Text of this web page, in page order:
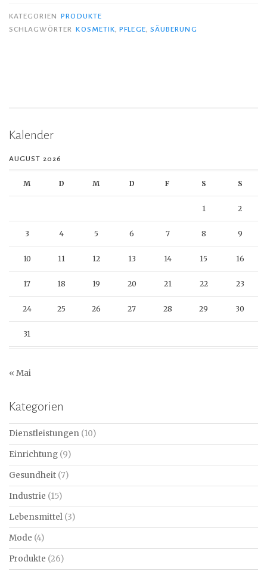
KATEGORIEN PRODUKTE
SCHLAGWÖRTER KOSMETIK,PFLEGE, SÄUBERUNG
Kalender
AUGUST 2026
M D M D F S S
1 2
3 4 5 6 7 8 9
10 11 12 13 14 15 16
17 18 19 20 21 22 23
24 25 26 27 28 29 30
31
« Mai
Kategorien
Dienstleistungen (10)
Einrichtung (9)
Gesundheit (7)
Industrie (15)
Lebensmittel (3)
Mode (4)
Produkte (26)